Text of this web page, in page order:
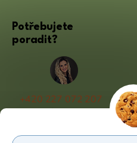
Potřebujete
poradit?
+420 227 072 207
(Po - Pá 9:00 - 17:00)